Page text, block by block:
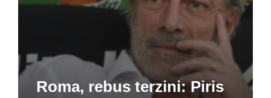
Roma, rebus terzini: Piris